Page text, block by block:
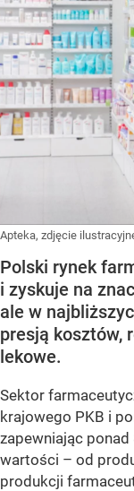
Apteka, zdjęcie
Polski rynek
i zyskuje na
ale w
presją kosztów,
lekowe.
Sektor
krajowego PKB i
zapewniając ponad
wartości – od
produkcji